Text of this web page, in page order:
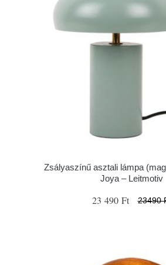
Zsályaszínű asztali lámpa
Joya – Leitmotiv
23 490 Ft 23490